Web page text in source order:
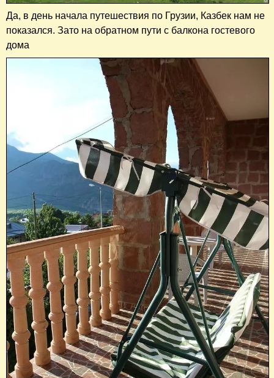
Да, в день начала путешествия по Грузии, Казбек нам не
показался. Зато на обратном пути с балкона гостевого
дома